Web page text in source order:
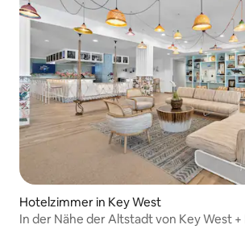
Hotelzimmer in Key West
In der Nähe der Altstadt von Key West +